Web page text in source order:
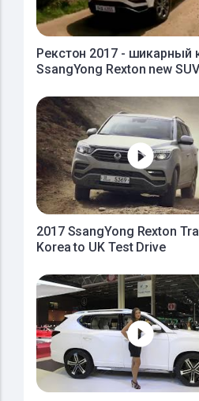
Рекстон 2017 - шикарный
SsangYong Rexton new SUV
2017 SsangYong Rexton
Korea to UK Test Drive